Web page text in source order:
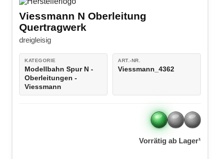
Viessmann CarMotion H0
Bausätze
Modellautozubehör
LEGO® VIDIYO
LEGO® Super Mario
LEGO® DC Universe Super Heroes™
LEGO® Marvel Super Heroes™
LEGO® Jurassic World™
Viessmann N Oberleitung
Quertragwerk
dreigleisig
KATEGORIE
Modellbahn Spur N -
Oberleitungen -
Viessmann
ART.-NR.
Viessmann_4362
Vorrätig ab Lager¹